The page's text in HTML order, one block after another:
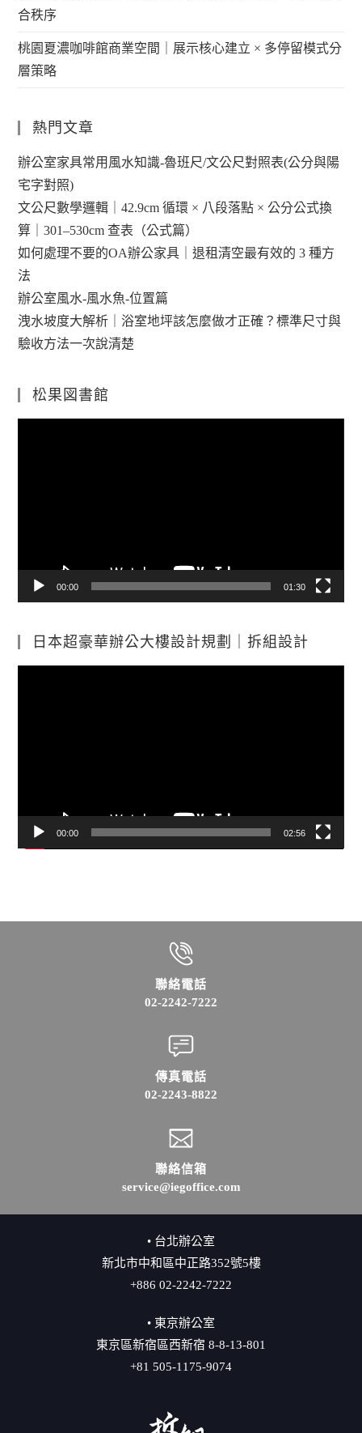
合秩序
桃園夏濃咖啡館商業空間｜展示核心建立 × 多停留模式分
層策略
熱門文章
辦公室家具常用風水知識-魯班尺/文公尺對照表(公分與陽
宅字對照)
文公尺數學邏輯｜42.9cm 循環 × 八段落點 × 公分公式換
算｜301–530cm 查表（公式篇）
如何處理不要的OA辦公家具｜退租清空最有效的 3 種方
法
辦公室風水-風水魚-位置篇
洩水坡度大解析｜浴室地坪該怎麼做才正確？標準尺寸與
驗收方法一次說清楚
松果図書館
00:00 01:30
日本超豪華辦公大樓設計規劃｜拆組設計
00:00 02:56
聯絡電話
02-2242-7222
傳真電話
02-2243-8822
聯絡信箱
service@iegoffice.com
• 台北辦公室
新北市中和區中正路352號5樓
+886 02-2242-7222
• 東京辦公室
東京區新宿區西新宿 8-8-13-801
+81 505-1175-9074